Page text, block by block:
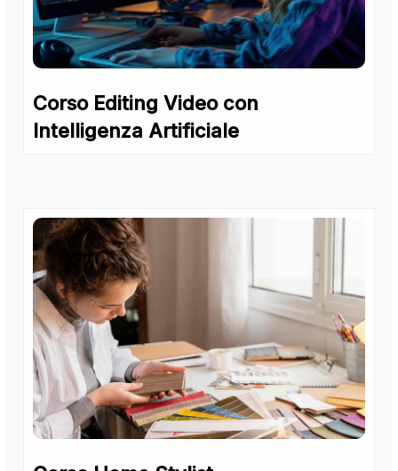
Corso Editing Video con
Intelligenza Artificiale